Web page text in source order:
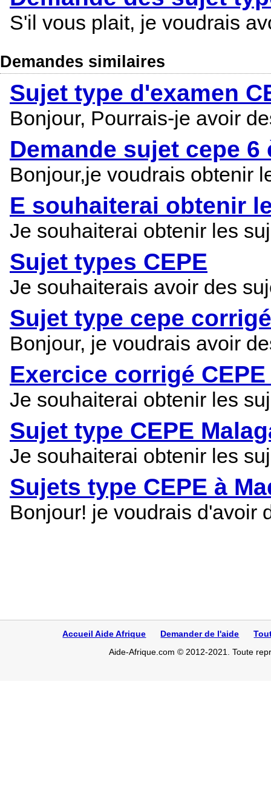
S'il vous plait, je voudrais
Demandes similaires
Sujet type d'examen
Bonjour, Pourrais-je avoir
Demande sujet cepe 6
Bonjour,je voudrais obtenir
E souhaiterai obtenir
Je souhaiterai obtenir les
Sujet types CEPE
Je souhaiterais avoir des
Sujet type cepe
Bonjour, je voudrais avoir
Exercice corrigé
Je souhaiterai obtenir les
Sujet type CEPE
Je souhaiterai obtenir les
Sujets type CEPE à
Bonjour! je voudrais d'avoir
Accueil Aide Afrique Demander de l'aide
Aide-Afrique.com © 2012-2021. Toute